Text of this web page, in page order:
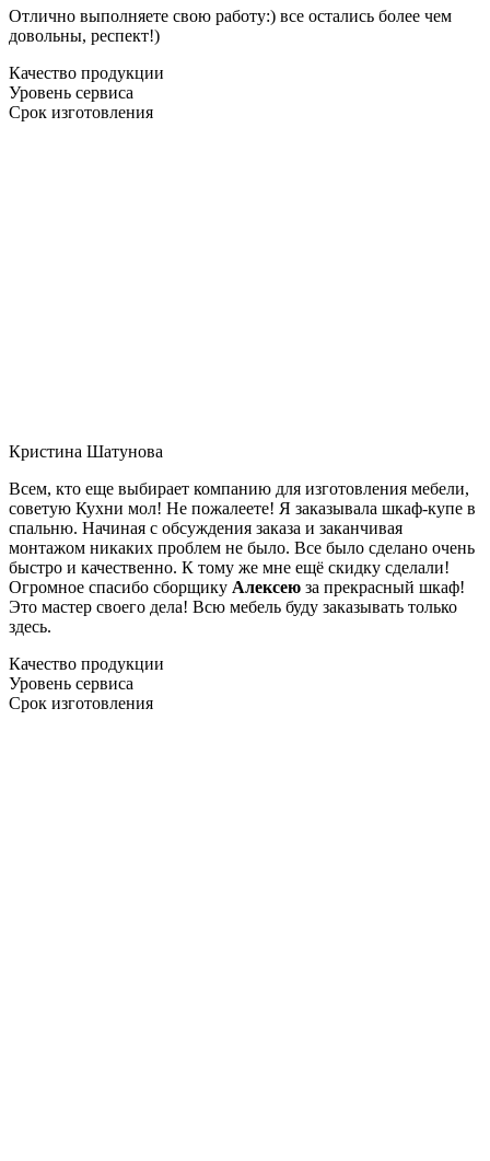
Отлично выполняете свою работу:) все остались более чем
довольны, респект!)
Качество продукции
Уровень сервиса
Срок изготовления
Кристина Шатунова
Всем, кто еще выбирает компанию для изготовления мебели,
советую Кухни мол! Не пожалеете! Я заказывала шкаф-купе в
спальню. Начиная с обсуждения заказа и заканчивая
монтажом никаких проблем не было. Все было сделано очень
быстро и качественно. К тому же мне ещё скидку сделали!
Огромное спасибо сборщику Алексею за прекрасный шкаф!
Это мастер своего дела! Всю мебель буду заказывать только
здесь.
Качество продукции
Уровень сервиса
Срок изготовления